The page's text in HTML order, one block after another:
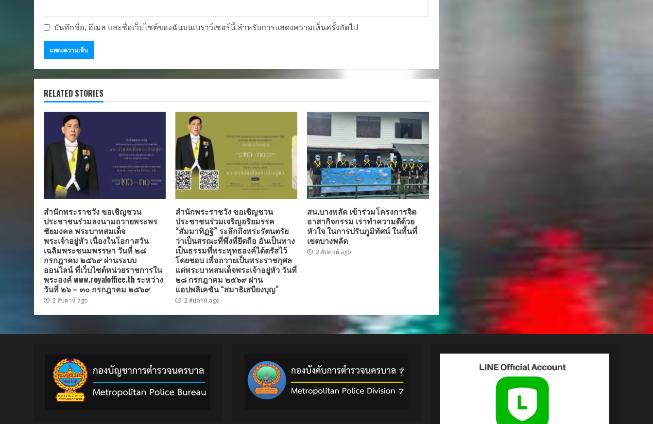
บันทึกชื่อ, อีเมล และชื่อเว็บไซต์ของฉันบนเบราว์เซอร์นี้ สำหรับการแสดงความเห็นครั้งถัดไป
RELATED STORIES
สำนักพระราชวัง ขอเชิญชวน
ประชาชนร่วมลงนามถวายพระพร
ชัยมงคล พระบาทสมเด็จ
พระเจ้าอยู่หัว เนื่องในโอกาสวัน
เฉลิมพระชนมพรรษา วันที่ ๒๘
กรกฎาคม ๒๕๖๙ ผ่านระบบ
ออนไลน์ ที่เว็บไซต์หน่วยราชการใน
พระองค์ www.royaloffice.th ระหว่าง
วันที่ ๒๖ – ๓๐ กรกฎาคม ๒๕๖๙
2 สัปดาห์ ago
สำนักพระราชวัง ขอเชิญชวน
ประชาชนร่วมเจริญอริยมรรค
“สัมมาทิฏฐิ” ระลึกถึงพระรัตนตรัย
ว่าเป็นสรณะที่พึ่งที่ยึดถือ อันเป็นทาง
เป็นธรรมที่พระพุทธองค์ได้ตรัสไว้
โดยชอบ เพื่อถวายเป็นพระราชกุศล
แด่พระบาทสมเด็จพระเจ้าอยู่หัว วันที่
๒๘ กรกฎาคม ๒๕๖๙ ผ่าน
แอปพลิเคชัน “สมาธิเสบียงบุญ”
2 สัปดาห์ ago
สน.บางพลัด เข้าร่วมโครงการจิต
อาสากิจกรรม เราทำความดีด้วย
หัวใจ ในการปรับภูมิทัศน์ ในพื้นที่
เขตบางพลัด
2 สัปดาห์ ago